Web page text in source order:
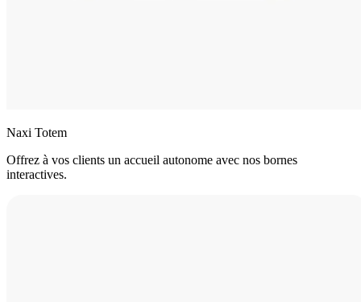
Naxi Totem
Offrez à vos clients un accueil autonome avec nos bornes
interactives.